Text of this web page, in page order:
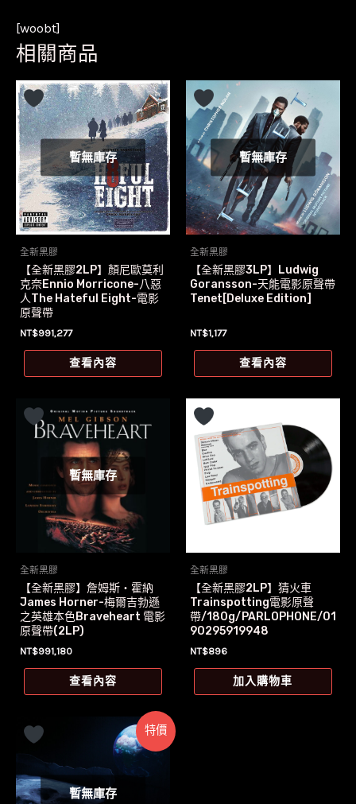
[woobt]
相關商品
暫無庫存
全新黑膠
【全新黑膠2LP】顏尼歐莫利
克奈Ennio Morricone-八惡
人The Hateful Eight-電影
原聲帶
NT$991,277
查看內容
暫無庫存
全新黑膠
【全新黑膠3LP】Ludwig
Goransson-天能電影原聲帶
Tenet[Deluxe Edition]
NT$1,177
查看內容
暫無庫存
全新黑膠
【全新黑膠】詹姆斯‧霍納
James Horner-梅爾吉勃遜
之英雄本色Braveheart 電影
原聲帶(2LP)
NT$991,180
查看內容
全新黑膠
【全新黑膠2LP】猜火車
Trainspotting電影原聲
帶/180g/PARLOPHONE/01
90295919948
NT$896
加入購物車
特價
暫無庫存